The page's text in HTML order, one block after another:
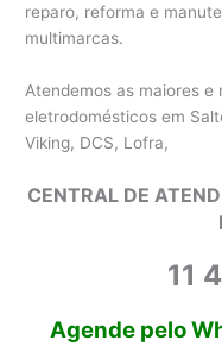
reparo, reforma e
multimarcas.
Atendemos as maiores e
eletrodomésticos em
Viking, DCS, Lofra,
CENTRAL DE
11
Agende pelo